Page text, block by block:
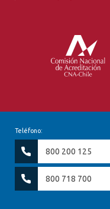
Teléfono:
800 200 125
800 718 700